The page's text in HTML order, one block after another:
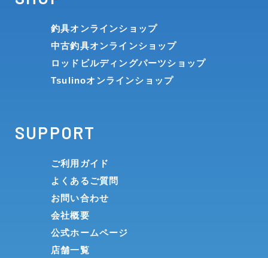
釣具オンラインショップ
中古釣具オンラインショップ
ロッドビルディングパーツショップ
Tsulinoオンラインショップ
SUPPORT
ご利用ガイド
よくあるご質問
お問い合わせ
会社概要
公式ホームページ
店舗一覧